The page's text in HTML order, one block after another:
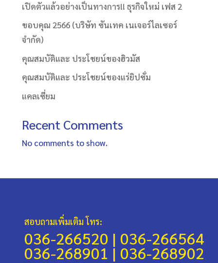
เปิดตัวแล้วอย่างเป็นทางการ!! ธุรกิจใหม่ เฟส 2
ขอบคุณ 2566 (บริษัท ซันเทค เนเจอร์ไลเซอร์
จำกัด)
คุณสมบัติและ ประโชยน์ของฮิวมัส
คุณสมบัติและ ประโชยน์ของแร่ยิปซั่ม
แคลเซี่ยม
Recent Comments
No comments to show.
สอบถามเพิ่มเติม โทร:
036-266520 | 036-266564
036-268901 | 036-268902